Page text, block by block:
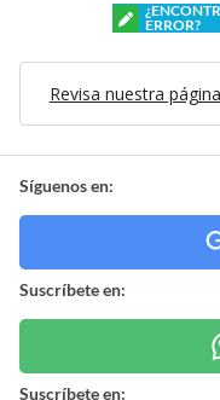
ERROR?
Revisa nuestra
Síguenos en:
Suscríbete en:
Suscríbete en: